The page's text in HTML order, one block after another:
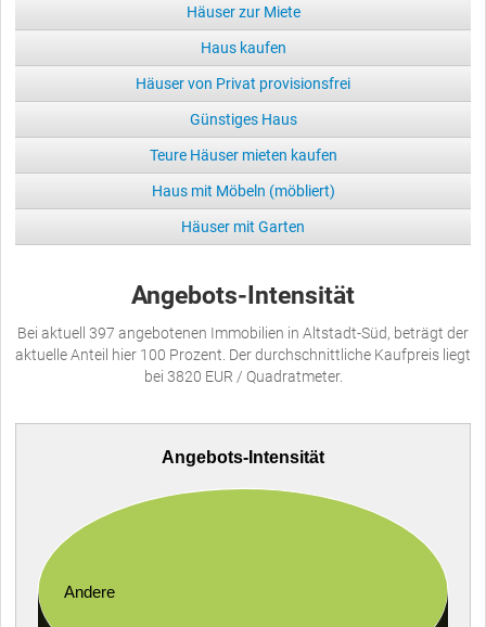
Häuser zur Miete
Haus kaufen
Häuser von Privat provisionsfrei
Günstiges Haus
Teure Häuser mieten kaufen
Haus mit Möbeln (möbliert)
Häuser mit Garten
Angebots-Intensität
Bei aktuell 397 angebotenen Immobilien in Altstadt-Süd, beträgt der
aktuelle Anteil hier 100 Prozent. Der durchschnittliche Kaufpreis liegt
bei 3820 EUR / Quadratmeter.
Angebots-Intensität
Andere